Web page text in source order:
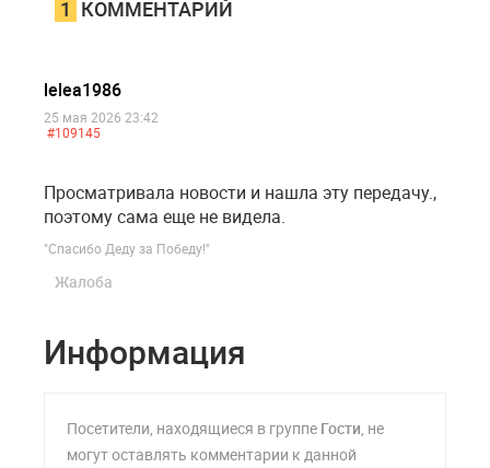
1 КОММЕНТАРИЙ
lelea1986
25 мая 2026 23:42
#109145
Просматривала новости и нашла эту передачу.,
поэтому сама еще не видела.
"Спасибо Деду за Победу!"
Жалоба
Информация
Посетители, находящиеся в группе Гости, не
могут оставлять комментарии к данной